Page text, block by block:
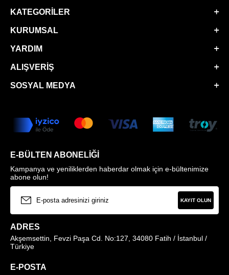
KATEGORILER
KURUMSAL
YARDIM
ALIŞVERIŞ
SOSYAL MEDYA
E-BÜLTEN ABONELIĞI
Kampanya ve yeniliklerden haberdar olmak için e-bültenimize
abone olun!
KAYIT OLUN
ADRES
Akşemsettin, Fevzi Paşa Cd. No:127, 34080 Fatih / İstanbul /
Türkiye
E-POSTA